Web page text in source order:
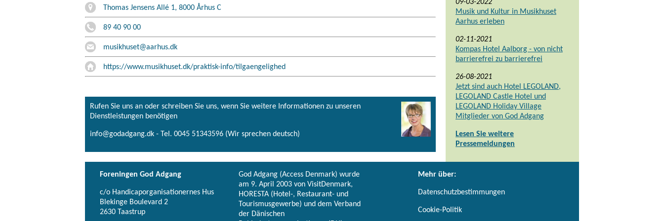
Thomas Jensens Allé 1, 8000 Århus C
89 40 90 00
musikhuset@aarhus.dk
https://www.musikhuset.dk/praktisk-info/tilgaengelighed
Rufen Sie uns an oder schreiben Sie uns, wenn Sie weitere Informationen zu unseren
Dienstleistungen benötigen
info@godadgang.dk - Tel. 0045 51343596 (Wir sprechen deutsch)
09-03-2022
Musik und Kultur in Musikhuset
Aarhus erleben
02-11-2021
Kompas Hotel Aalborg - von nicht
barrierefrei zu barrierefrei
26-08-2021
Jetzt sind auch Hotel LEGOLAND,
LEGOLAND Castle Hotel und
LEGOLAND Holiday Village
Mitglieder von God Adgang
Lesen Sie weitere
Pressemeldungen
Foreningen God Adgang
c/o Handicaporganisationernes Hus
Blekinge Boulevard 2
2630 Taastrup
God Adgang (Access Denmark) wurde
am 9. April 2003 von VisitDenmark,
HORESTA (Hotel-, Restaurant- und
Tourismusgewerbe) und dem Verband
der Dänischen
Mehr über:
Datenschutzbestimmungen
Cookie-Politik